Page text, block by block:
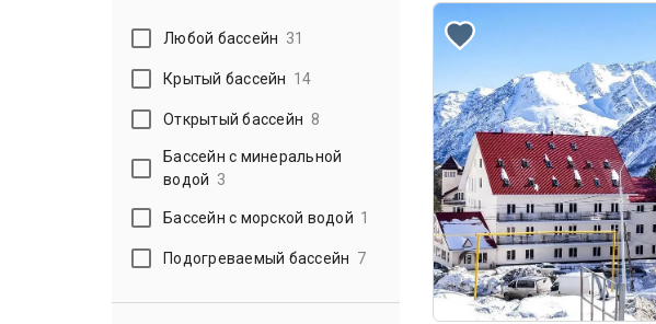
Любой бассейн 31
Крытый бассейн 14
Открытый бассейн 8
Бассейн с минеральной
водой 3
Бассейн с морской водой 1
Подогреваемый бассейн 7